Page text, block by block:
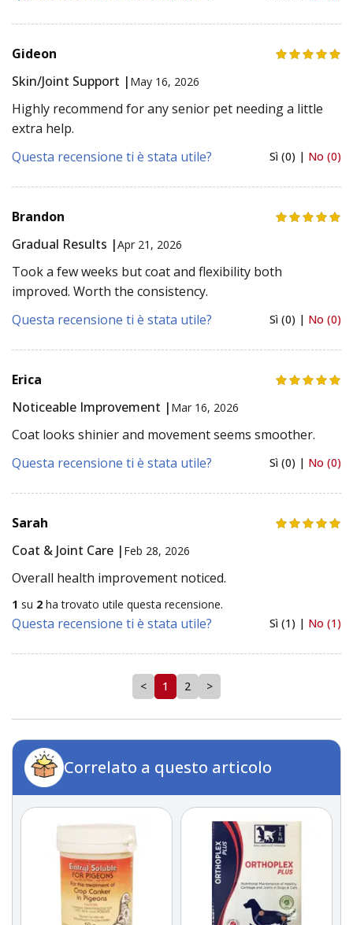
Gideon
Skin/Joint Support | May 16, 2026
Highly recommend for any senior pet needing a little
extra help.
Questa recensione ti è stata utile?
Sì (0) | No (0)
Brandon
Gradual Results |Apr 21, 2026
Took a few weeks but coat and flexibility both
improved. Worth the consistency.
Questa recensione ti è stata utile?
Sì (0) | No (0)
Erica
Noticeable Improvement | Mar 16, 2026
Coat looks shinier and movement seems smoother.
Questa recensione ti è stata utile?
Sì (0) | No (0)
Sarah
Coat & Joint Care | Feb 28, 2026
Overall health improvement noticed.
1 su 2 ha trovato utile questa recensione.
Questa recensione ti è stata utile? Sì (1) | No (1)
< 1 2 >
Correlato a questo articolo